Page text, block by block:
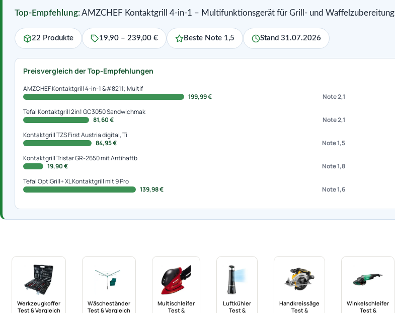
Top-Empfehlung:AMZCHEF Kontaktgrill 4-in-1 – Multifunktionsgerät für Grill- und Waffelzubereitung
22 Produkte 19,90 – 239,00 € Beste Note 1,5 Stand 31.07.2026
Preisvergleich der Top-Empfehlungen
AMZCHEF Kontaktgrill 4-in-1 &#8211; Multif
199,99 €
Note 2,1
Tefal Kontaktgrill 2in1 GC3050 Sandwichmak
81,60 €
Note 2,1
Kontaktgrill TZS First Austria digital, Ti
84,95 €
Note 1,5
Kontaktgrill Tristar GR-2650 mit Antihaftb
19,90 €
Note 1,8
Tefal OptiGrill+ XL Kontaktgrill mit 9 Pro
139,98 €
Note 1,6
Werkzeugkoffer
Test & Vergleich
Wäscheständer
Test & Vergleich
Multischleifer
Test &
Luftkühler
Test &
Handkreissäge
Test &
Winkelschleifer
Test &